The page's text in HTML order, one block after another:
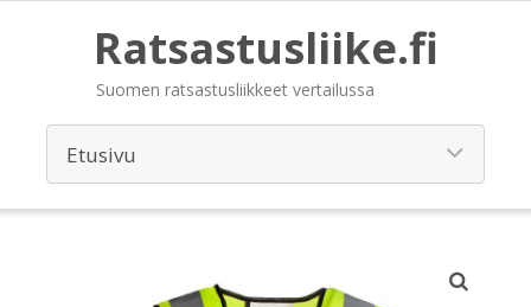
Ratsastusliike.fi
Suomen ratsastusliikkeet vertailussa